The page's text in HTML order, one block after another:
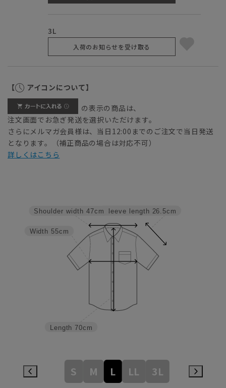
3L
入荷のお知らせを受け取る
【 アイコンについて】
の表示の商品は、
注文画面でお急ぎ発送を選択いただけます。
さらにメルマガ会員様は、当日12:00までのご注文で当日発送
となります。（補正商品の場合は対応不可）
詳しくはこちら
Sleeve length 26.5cm
Length 70cm
Width 55cm
Shoulder width 47cm
S M L LL 3L